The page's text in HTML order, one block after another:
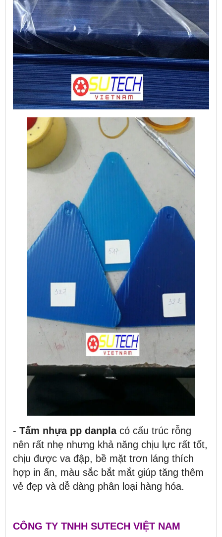
- Tấm nhựa pp danplacó cấu trúc rỗng
nên rất nhẹ nhưng khả năng chịu lực rất tốt,
chịu được va đập, bề mặt trơn láng thích
hợp in ấn, màu sắc bắt mắt giúp tăng thêm
vẻ đẹp và dễ dàng phân loại hàng hóa.
CÔNG TY TNHH SUTECH VIỆT NAM